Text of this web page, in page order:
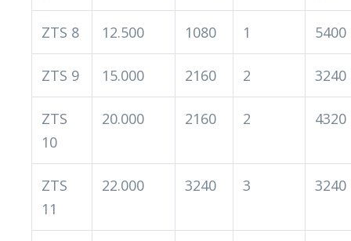
ZTS 8 12.500 1080 1 5400
ZTS 9 15.000 2160 2 3240
ZTS
10
20.000 2160 2 4320
ZTS
11
22.000 3240 3 3240